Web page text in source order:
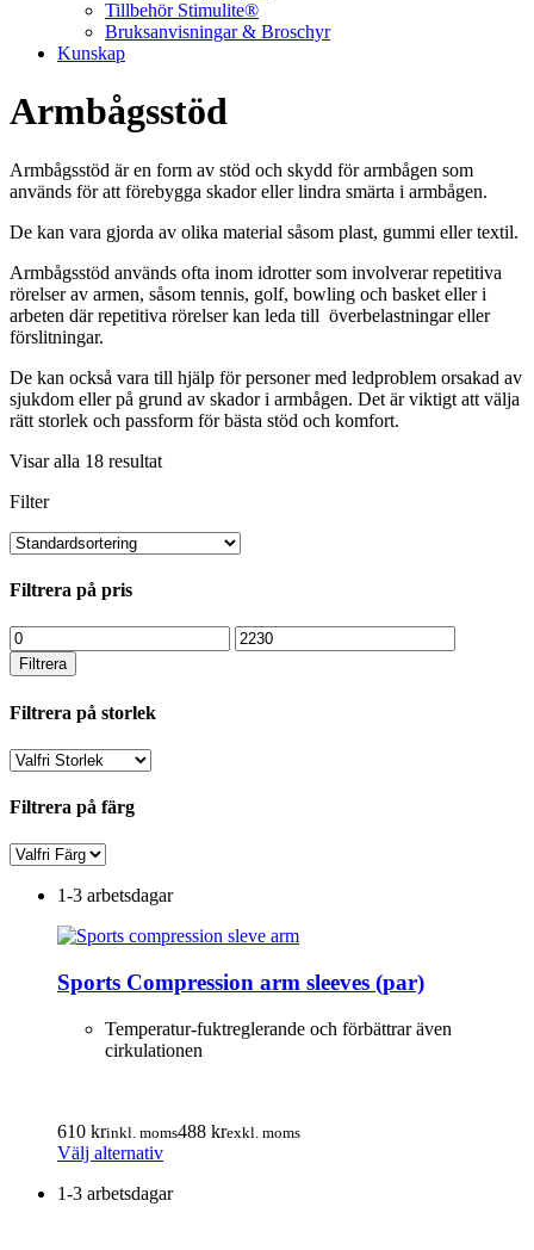
Tillbehör Stimulite®
Bruksanvisningar & Broschyr
Kunskap
Armbågsstöd
Armbågsstöd är en form av stöd och skydd för armbågen som
används för att förebygga skador eller lindra smärta i armbågen.
De kan vara gjorda av olika material såsom plast, gummi eller textil.
Armbågsstöd används ofta inom idrotter som involverar repetitiva
rörelser av armen, såsom tennis, golf, bowling och basket eller i
arbeten där repetitiva rörelser kan leda till överbelastningar eller
förslitningar.
De kan också vara till hjälp för personer med ledproblem orsakad av
sjukdom eller på grund av skador i armbågen. Det är viktigt att välja
rätt storlek och passform för bästa stöd och komfort.
Visar alla 18 resultat
Filter
Filtrera på pris
Min
pris
Max
pris
Filtrera
Filtrera på storlek
Filtrera på färg
1-3 arbetsdagar
Sports Compression arm sleeves (par)
Temperatur-fuktreglerande och förbättrar även
cirkulationen
610 krinkl. moms488 krexkl. moms
Välj alternativDen
produkten
1-3 arbetsdagar